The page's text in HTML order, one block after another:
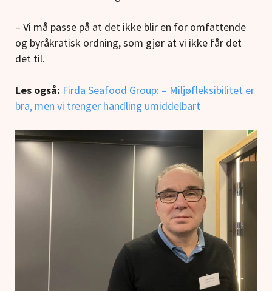
– Vi må passe på at det ikke blir en for omfattende
og byråkratisk ordning, som gjør at vi ikke får det
det til.
Les også: Firda Seafood Group: – Miljøfleksibilitet er
bra, men vi trenger handling umiddelbart